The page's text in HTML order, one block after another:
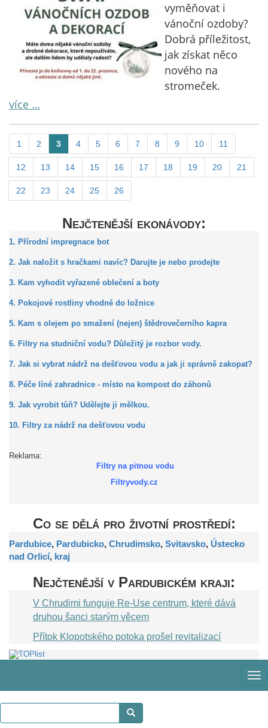
vyměňovat i
vánoční ozdoby?
Dobrá příležitost,
jak získat něco
nového na
stromeček.
více …
1 2 3 4 5 6 7 8 9 10 11
12 13 14 15 16 17 18 19 20 21
22 23 24 25 26
Nejčtenější ekonávody:
1. Přírodní impregnace bot
2. Jak naložit s hračkami navíc? Darujte je nebo prodejte
3. Kam vyhodit vyřazené oblečení a boty
4. Pokojové rostliny vhodné do ložnice
5. Kam s olejem po smažení (nejen) štědrovečerního kapra
6. Filtry na studniční vodu? Důležitý je rozbor vody.
7. Jak si vybrat nádrž na dešťovou vodu a jak ji správně zakopat?
8. Péče líné zahradnice - místo na kompost do záhonů
9. Jak vyrobit tůň? Udělejte ji mělkou.
10. Filtry za nádrž na dešťovou vodu
Reklama:
Filtry na pitnou vodu
Filtryvody.cz
Co se dělá pro životní prostředí:
Pardubice, Pardubicko, Chrudimsko, Svitavsko, Ústecko
nad Orlicí, kraj
Nejčtenější v Pardubickém kraji:
V Chrudimi funguje Re-Use centrum, které dává
druhou šanci starým věcem
Přítok Klopotského potoka prošel revitalizací